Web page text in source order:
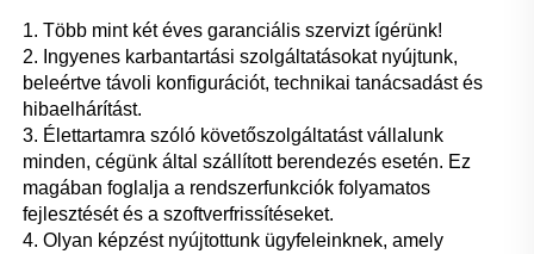
1. Több mint két éves garanciális szervizt ígérünk!
2. Ingyenes karbantartási szolgáltatásokat nyújtunk,
beleértve távoli konfigurációt, technikai tanácsadást és
hibaelhárítást.
3. Élettartamra szóló követőszolgáltatást vállalunk
minden, cégünk által szállított berendezés esetén. Ez
magában foglalja a rendszerfunkciók folyamatos
fejlesztését és a szoftverfrissítéseket.
4. Olyan képzést nyújtottunk ügyfeleinknek, amely